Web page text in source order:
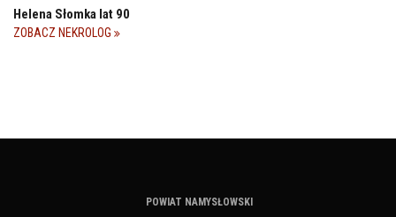
Helena Słomka lat 90
ZOBACZ NEKROLOG
POWIAT NAMYSŁOWSKI